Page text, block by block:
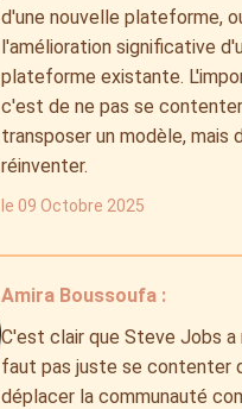
d'une nouvelle plateforme,
l'amélioration significative
plateforme existante.
c'est de ne pas se
transposer un modèle, mais
réinventer.
le 09 Octobre 2025
Amira Boussoufa :
C'est clair que Steve Jobs a
faut pas juste se contenter
déplacer la communauté